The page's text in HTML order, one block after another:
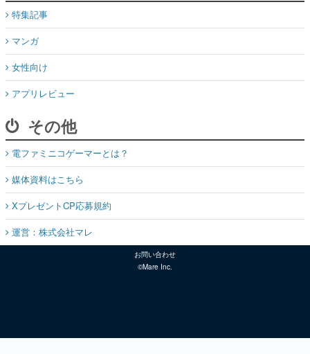
特集記事
マンガ
女性向け
アプリレビュー
その他
電ファミニコゲーマーとは？
媒体資料はこちら
XプレゼントCP応募規約
運営：株式会社マレ
お問い合わせ
©Mare Inc.